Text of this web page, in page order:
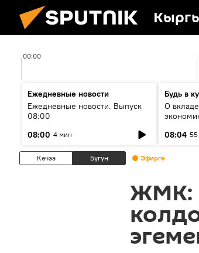
00:00
Ежедневные новости
Ежедневные новости. Выпуск
08:00
08:00 4 мин
Будь в
О
08:04
Кечээ Бүгүн Эфирге
ЖМК: